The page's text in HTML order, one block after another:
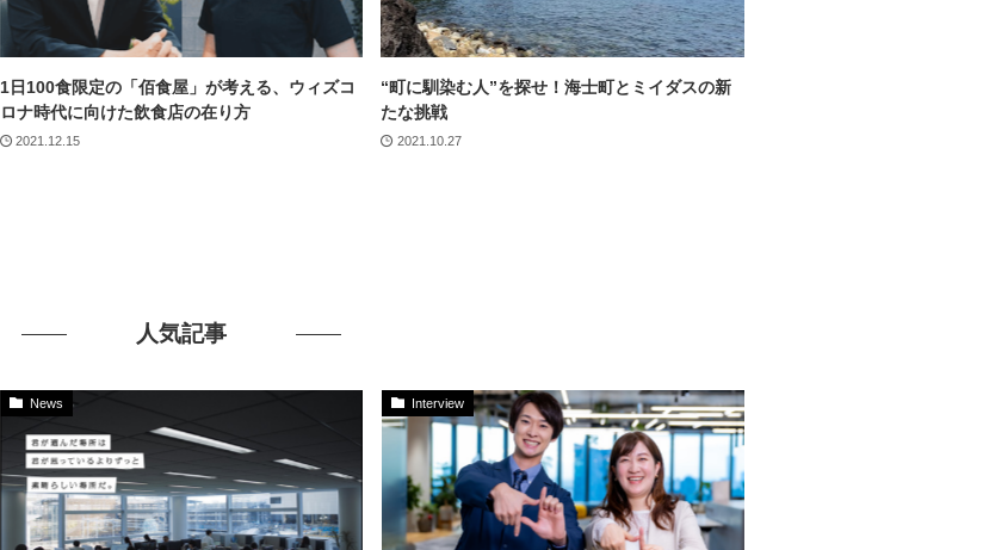
1日100食限定の「佰食屋」が考える、ウィズコ
ロナ時代に向けた飲食店の在り方
2021.12.15
“町に馴染む人”を探せ！海士町とミイダスの新
たな挑戦
2021.10.27
人気記事
News Interview